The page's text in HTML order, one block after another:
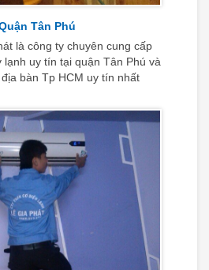
Tân Phú
là công ty chuyên cung cấp
lạnh uy tín tại quận Tân Phú và
bàn Tp HCM uy tín nhất